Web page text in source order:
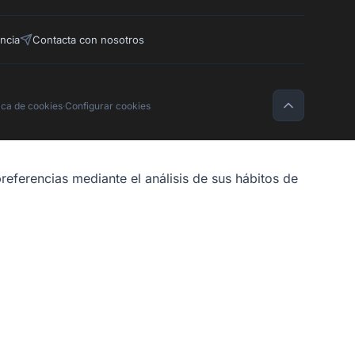
Contacta con nosotros
de cookies·Configurar cookies
mediante el análisis de sus hábitos de